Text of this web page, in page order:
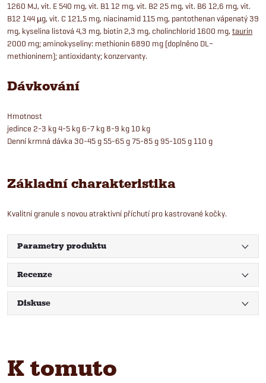
1260 MJ, vit. E 540 mg, vit. B1 12 mg, vit. B2 25 mg, vit. B6 12,6 mg, vit.
B12 144 µg, vit. C 121,5 mg, niacinamid 115 mg, pantothenan vápenatý 39
mg, kyselina listová 4,3 mg, biotin 2,3 mg, cholinchlorid 1600 mg, taurin
2000 mg; aminokyseliny: methionin 6890 mg (doplněno DL–
methioninem); antioxidanty; konzervanty.
Dávkování
Hmotnost
jedince 2-3 kg 4-5 kg 6-7 kg 8-9 kg 10 kg
Denní krmná dávka 30-45 g 55-65 g 75-85 g 95-105 g 110 g
Základní charakteristika
Kvalitní granule s novou atraktivní příchutí pro kastrované kočky.
Parametry produktu
Recenze
Diskuse
K tomuto